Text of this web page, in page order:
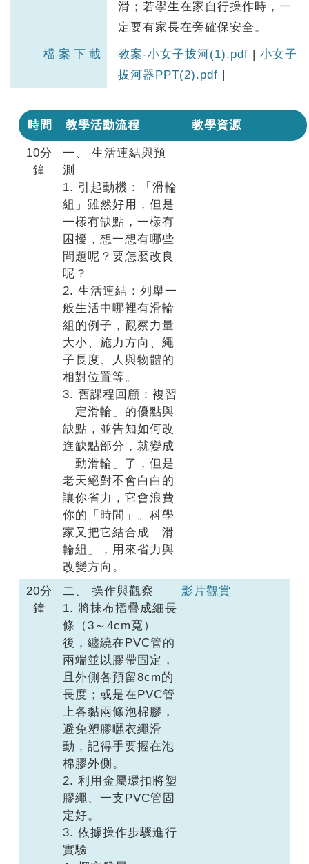
滑；若學生在家自行操作時，一
定要有家長在旁確保安全。
檔案下載 教案-小女子拔河(1).pdf | 小女子
拔河器PPT(2).pdf |
時間 教學活動流程 教學資源
10分
鐘
一、 生活連結與預
測
1. 引起動機：「滑輪
組」雖然好用，但是
一樣有缺點，一樣有
困擾，想一想有哪些
問題呢？要怎麼改良
呢？
2. 生活連結：列舉一
般生活中哪裡有滑輪
組的例子，觀察力量
大小、施力方向、繩
子長度、人與物體的
相對位置等。
3. 舊課程回顧：複習
「定滑輪」的優點與
缺點，並告知如何改
進缺點部分，就變成
「動滑輪」了，但是
老天絕對不會白白的
讓你省力，它會浪費
你的「時間」。科學
家又把它結合成「滑
輪組」，用來省力與
改變方向。
20分
鐘
二、 操作與觀察
1. 將抹布摺疊成細長
條（3～4cm寬）
後，纏繞在PVC管的
兩端並以膠帶固定，
且外側各預留8cm的
長度；或是在PVC管
上各黏兩條泡棉膠，
避免塑膠曬衣繩滑
動，記得手要握在泡
棉膠外側。
2. 利用金屬環扣將塑
膠繩、一支PVC管固
定好。
3. 依據操作步驟進行
實驗
影片觀賞